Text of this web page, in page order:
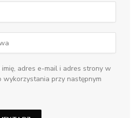
adres e-mail i adres strony w
wykorzystania przy następnym